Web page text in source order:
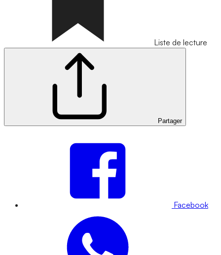
Liste de lecture
Partager
Facebook